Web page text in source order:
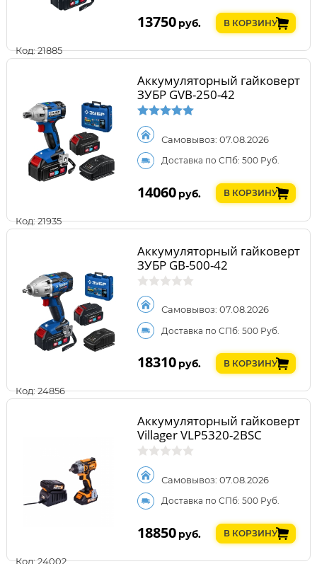
Код: 21885
13750 руб. В КОРЗИНУ
Код: 21935
Аккумуляторный гайковерт
ЗУБР GVB-250-42
Самовывоз: 07.08.2026
Доставка по СПб: 500 Руб.
14060 руб. В КОРЗИНУ
Код: 24856
Аккумуляторный гайковерт
ЗУБР GB-500-42
Самовывоз: 07.08.2026
Доставка по СПб: 500 Руб.
18310 руб. В КОРЗИНУ
Код: 24002
Аккумуляторный гайковерт
Villager VLP5320-2BSC
Самовывоз: 07.08.2026
Доставка по СПб: 500 Руб.
18850 руб. В КОРЗИНУ